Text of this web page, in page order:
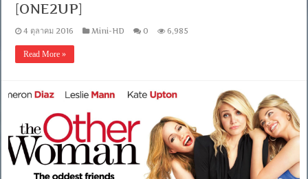
[ONE2UP]
4 ตุลาคม 2016 Mini-HD 0 6,985
Read More »